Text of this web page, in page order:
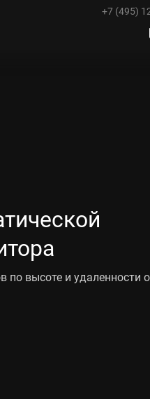
+7 (495)
высоте и удаленности